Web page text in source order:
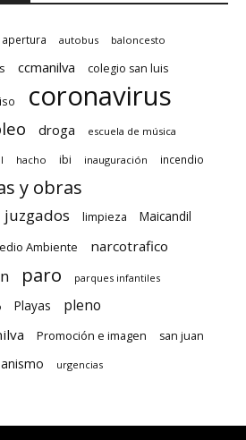
apertura autobus baloncesto
ccmanilva colegio san luis
coronavirus
droga escuela de música
hacho ibi inauguración incendio
y obras
juzgados limpieza Maicandil
Ambiente narcotrafico
paro parques infantiles
Playas pleno
Promoción e imagen san juan
urgencias